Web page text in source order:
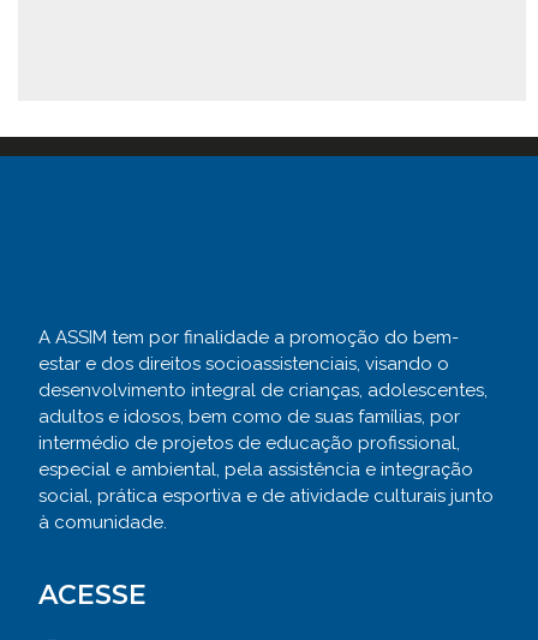
A ASSIM tem por finalidade a promoção do bem-
estar e dos direitos socioassistenciais, visando o
desenvolvimento integral de crianças, adolescentes,
adultos e idosos, bem como de suas famílias, por
intermédio de projetos de educação profissional,
especial e ambiental, pela assistência e integração
social, prática esportiva e de atividade culturais junto
à comunidade.
ACESSE